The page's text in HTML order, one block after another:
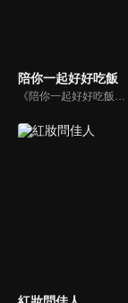
陪你一起好好吃飯
《陪你一起好好吃飯》陸劇線上看。不會做飯連廚房都沒有的餘昊（高瀚宇），為了自己創建的美食平台，用替身拍攝，得罪了節目組。蘇可嵐（鄭湫泓）臨危受命成為公關總監，接手公關工作應對危機，成了餘昊的廚藝老師。她帶他進入了廚房，也慢慢開始進入他的心。